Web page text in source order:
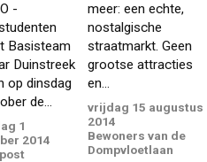
-
Basisteam
Duinstreek
op dinsdag
de...
1
2014
meer: een echte,
nostalgische
straatmarkt. Geen
grootse attracties
en...
vrijdag 15 augustus
2014
Bewoners van de
Dompvloetlaan